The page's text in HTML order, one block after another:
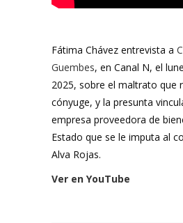
Fátima Chávez entrevista a
Guembes, en Canal N, el
2025, sobre el maltrato que
cónyuge, y la presunta
empresa proveedora de
Estado que se le imputa al
Alva Rojas.
Ver en YouTube